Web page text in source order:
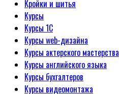
Кройки и шитья
Курсы
Курсы 1С
Курсы web-дизайна
Курсы актерского мастерства
Курсы английского языка
Курсы бухгалтеров
Курсы видеомонтажа